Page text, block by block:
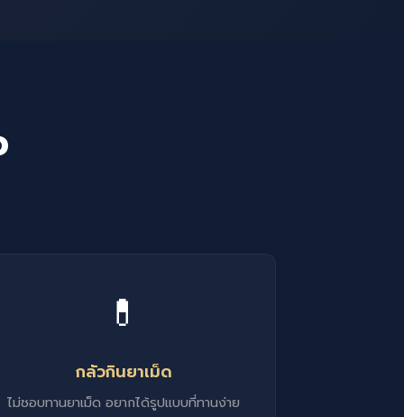
💊
กลัวกินยาเม็ด
ไม่ชอบทานยาเม็ด อยากได้รูปแบบที่ทานง่าย